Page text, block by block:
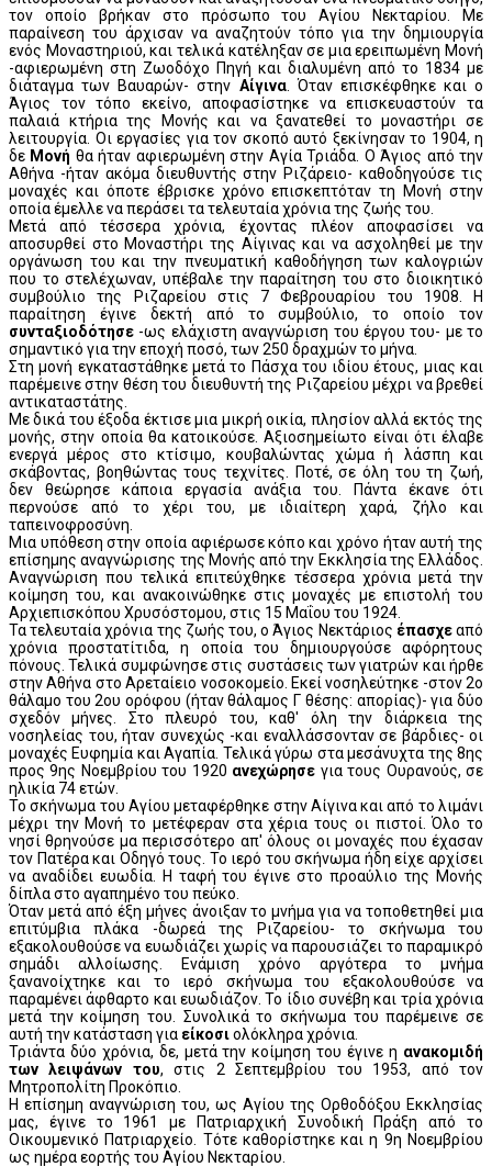
τον οποίο βρήκαν στο πρόσωπο του Αγίου Νεκταρίου. Με
παραίνεση του άρχισαν να αναζητούν τόπο για την δημιουργία
ενός Μοναστηριού, και τελικά κατέληξαν σε μια ερειπωμένη Μονή
-αφιερωμένη στη Ζωοδόχο Πηγή και διαλυμένη από το 1834 με
διάταγμα των Βαυαρών- στην Αίγινα. Όταν επισκέφθηκε και ο
Άγιος τον τόπο εκείνο, αποφασίστηκε να επισκευαστούν τα
παλαιά κτήρια της Μονής και να ξανατεθεί το μοναστήρι σε
λειτουργία. Οι εργασίες για τον σκοπό αυτό ξεκίνησαν το 1904, η
δε Μονή θα ήταν αφιερωμένη στην Αγία Τριάδα. Ο Άγιος από την
Αθήνα -ήταν ακόμα διευθυντής στην Ριζάρειο- καθοδηγούσε τις
μοναχές και όποτε έβρισκε χρόνο επισκεπτόταν τη Μονή στην
οποία έμελλε να περάσει τα τελευταία χρόνια της ζωής του.
Μετά από τέσσερα χρόνια, έχοντας πλέον αποφασίσει να
αποσυρθεί στο Μοναστήρι της Αίγινας και να ασχοληθεί με την
οργάνωση του και την πνευματική καθοδήγηση των καλογριών
που το στελέχωναν, υπέβαλε την παραίτηση του στο διοικητικό
συμβούλιο της Ριζαρείου στις 7 Φεβρουαρίου του 1908. Η
παραίτηση έγινε δεκτή από το συμβούλιο, το οποίο τον
συνταξιοδότησε -ως ελάχιστη αναγνώριση του έργου του- με το
σημαντικό για την εποχή ποσό, των 250 δραχμών το μήνα.
Στη μονή εγκαταστάθηκε μετά το Πάσχα του ιδίου έτους, μιας και
παρέμεινε στην θέση του διευθυντή της Ριζαρείου μέχρι να βρεθεί
αντικαταστάτης.
Με δικά του έξοδα έκτισε μια μικρή οικία, πλησίον αλλά εκτός της
μονής, στην οποία θα κατοικούσε. Αξιοσημείωτο είναι ότι έλαβε
ενεργά μέρος στο κτίσιμο, κουβαλώντας χώμα ή λάσπη και
σκάβοντας, βοηθώντας τους τεχνίτες. Ποτέ, σε όλη του τη ζωή,
δεν θεώρησε κάποια εργασία ανάξια του. Πάντα έκανε ότι
περνούσε από το χέρι του, με ιδιαίτερη χαρά, ζήλο και
ταπεινοφροσύνη.
Μια υπόθεση στην οποία αφιέρωσε κόπο και χρόνο ήταν αυτή της
επίσημης αναγνώρισης της Μονής από την Εκκλησία της Ελλάδος.
Αναγνώριση που τελικά επιτεύχθηκε τέσσερα χρόνια μετά την
κοίμηση του, και ανακοινώθηκε στις μοναχές με επιστολή του
Αρχιεπισκόπου Χρυσόστομου, στις 15 Μαΐου του 1924.
Τα τελευταία χρόνια της ζωής του, ο Άγιος Νεκτάριος έπασχεαπό
χρόνια προστατίτιδα, η οποία του δημιουργούσε αφόρητους
πόνους. Τελικά συμφώνησε στις συστάσεις των γιατρών και ήρθε
στην Αθήνα στο Αρεταίειο νοσοκομείο. Εκεί νοσηλεύτηκε -στον 2ο
θάλαμο του 2ου ορόφου (ήταν θάλαμος Γ θέσης: απορίας)- για δύο
σχεδόν μήνες. Στο πλευρό του, καθ' όλη την διάρκεια της
νοσηλείας του, ήταν συνεχώς -και εναλλάσσονταν σε βάρδιες- οι
μοναχές Ευφημία και Αγαπία. Τελικά γύρω στα μεσάνυχτα της 8ης
προς 9ης Νοεμβρίου του 1920 ανεχώρησε για τους Ουρανούς, σε
ηλικία 74 ετών.
Το σκήνωμα του Αγίου μεταφέρθηκε στην Αίγινα και από το λιμάνι
μέχρι την Μονή το μετέφεραν στα χέρια τους οι πιστοί. Όλο το
νησί θρηνούσε μα περισσότερο απ' όλους οι μοναχές που έχασαν
τον Πατέρα και Οδηγό τους. Το ιερό του σκήνωμα ήδη είχε αρχίσει
να αναδίδει ευωδία. Η ταφή του έγινε στο προαύλιο της Μονής
δίπλα στο αγαπημένο του πεύκο.
Όταν μετά από έξη μήνες άνοιξαν το μνήμα για να τοποθετηθεί μια
επιτύμβια πλάκα -δωρεά της Ριζαρείου- το σκήνωμα του
εξακολουθούσε να ευωδιάζει χωρίς να παρουσιάζει το παραμικρό
σημάδι αλλοίωσης. Ενάμιση χρόνο αργότερα το μνήμα
ξανανοίχτηκε και το ιερό σκήνωμα του εξακολουθούσε να
παραμένει άφθαρτο και ευωδιάζον. Το ίδιο συνέβη και τρία χρόνια
μετά την κοίμηση του. Συνολικά το σκήνωμα του παρέμεινε σε
αυτή την κατάσταση για είκοσιολόκληρα χρόνια.
Τριάντα δύο χρόνια, δε, μετά την κοίμηση του έγινε η ανακομιδή
των λειψάνων του, στις 2 Σεπτεμβρίου του 1953, από τον
Μητροπολίτη Προκόπιο.
Η επίσημη αναγνώριση του, ως Αγίου της Ορθοδόξου Εκκλησίας
μας, έγινε το 1961 με Πατριαρχική Συνοδική Πράξη από το
Οικουμενικό Πατριαρχείο. Τότε καθορίστηκε και η 9η Νοεμβρίου
ως ημέρα εορτής του Αγίου Νεκταρίου.